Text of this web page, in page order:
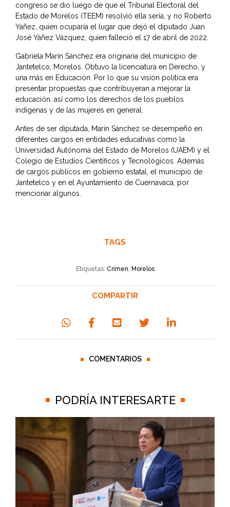
congreso se dio luego de que el Tribunal Electoral del
Estado de Morelos (TEEM) resolvió ella sería, y no Roberto
Yañez, quien ocuparía el lugar que dejó el diputado Juan
José Yáñez Vázquez, quien falleció el 17 de abril de 2022.
Gabriela Marín Sánchez era originaria del municipio de
Jantetelco, Morelos. Obtuvo la licenciatura en Derecho, y
una más en Educación. Por lo que su visión política era
presentar propuestas que contribuyeran a mejorar la
educación, así como los derechos de los pueblos
indígenas y de las mujeres en general.
Antes de ser diputada, Marín Sánchez se desempeñó en
diferentes cargos en entidades educativas como la
Universidad Autónoma del Estado de Morelos (UAEM) y el
Colegio de Estudios Científicos y Tecnológicos. Además
de cargos públicos en gobierno estatal, el municipio de
Jantetelco y en el Ayuntamiento de Cuernavaca, por
mencionar algunos.
TAGS
Etiquetas: Crimen, Morelos
COMPARTIR
COMENTARIOS
PODRÍA INTERESARTE